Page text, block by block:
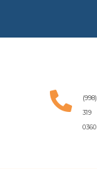

(998)
319
0360